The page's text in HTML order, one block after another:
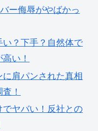
ー侮辱がやばかっ
？下手？自然体で
い！
肩パンされた真相
！
ヤバい！反社との